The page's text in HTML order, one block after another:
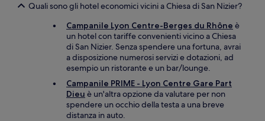
Quali sono gli hotel economici vicini a Chiesa di San Nizier?
Campanile Lyon Centre-Berges du Rhône è
un hotel con tariffe convenienti vicino a Chiesa
di San Nizier. Senza spendere una fortuna, avrai
a disposizione numerosi servizi e dotazioni, ad
esempio un ristorante e un bar/lounge.
Campanile PRIME - Lyon Centre Gare Part
Dieu è un'altra opzione da valutare per non
spendere un occhio della testa a una breve
distanza in auto.